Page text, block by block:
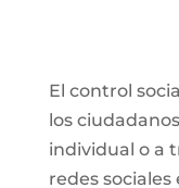
El control
los
individual o a
redes